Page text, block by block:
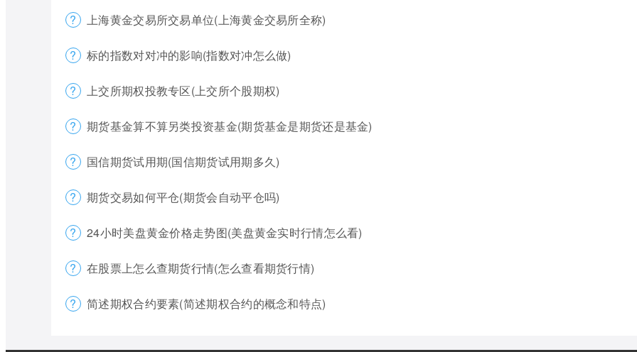
上海黄金交易所交易单位(上海黄金交易所全称)
标的指数对对冲的影响(指数对冲怎么做)
上交所期权投教专区(上交所个股期权)
期货基金算不算另类投资基金(期货基金是期货还是基金)
国信期货试用期(国信期货试用期多久)
期货交易如何平仓(期货会自动平仓吗)
24小时美盘黄金价格走势图(美盘黄金实时行情怎么看)
在股票上怎么查期货行情(怎么查看期货行情)
简述期权合约要素(简述期权合约的概念和特点)